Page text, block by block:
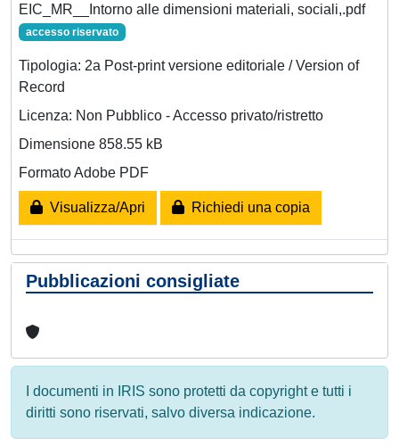
EIC_MR__Intorno alle dimensioni materiali, sociali,.pdf
accesso riservato
Tipologia: 2a Post-print versione editoriale / Version of
Record
Licenza: Non Pubblico - Accesso privato/ristretto
Dimensione 858.55 kB
Formato Adobe PDF
Visualizza/Apri Richiedi una copia
Pubblicazioni consigliate
I documenti in IRIS sono protetti da copyright e tutti i
diritti sono riservati, salvo diversa indicazione.